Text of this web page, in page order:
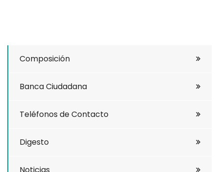
Composición
Banca Ciudadana
Teléfonos de Contacto
Digesto